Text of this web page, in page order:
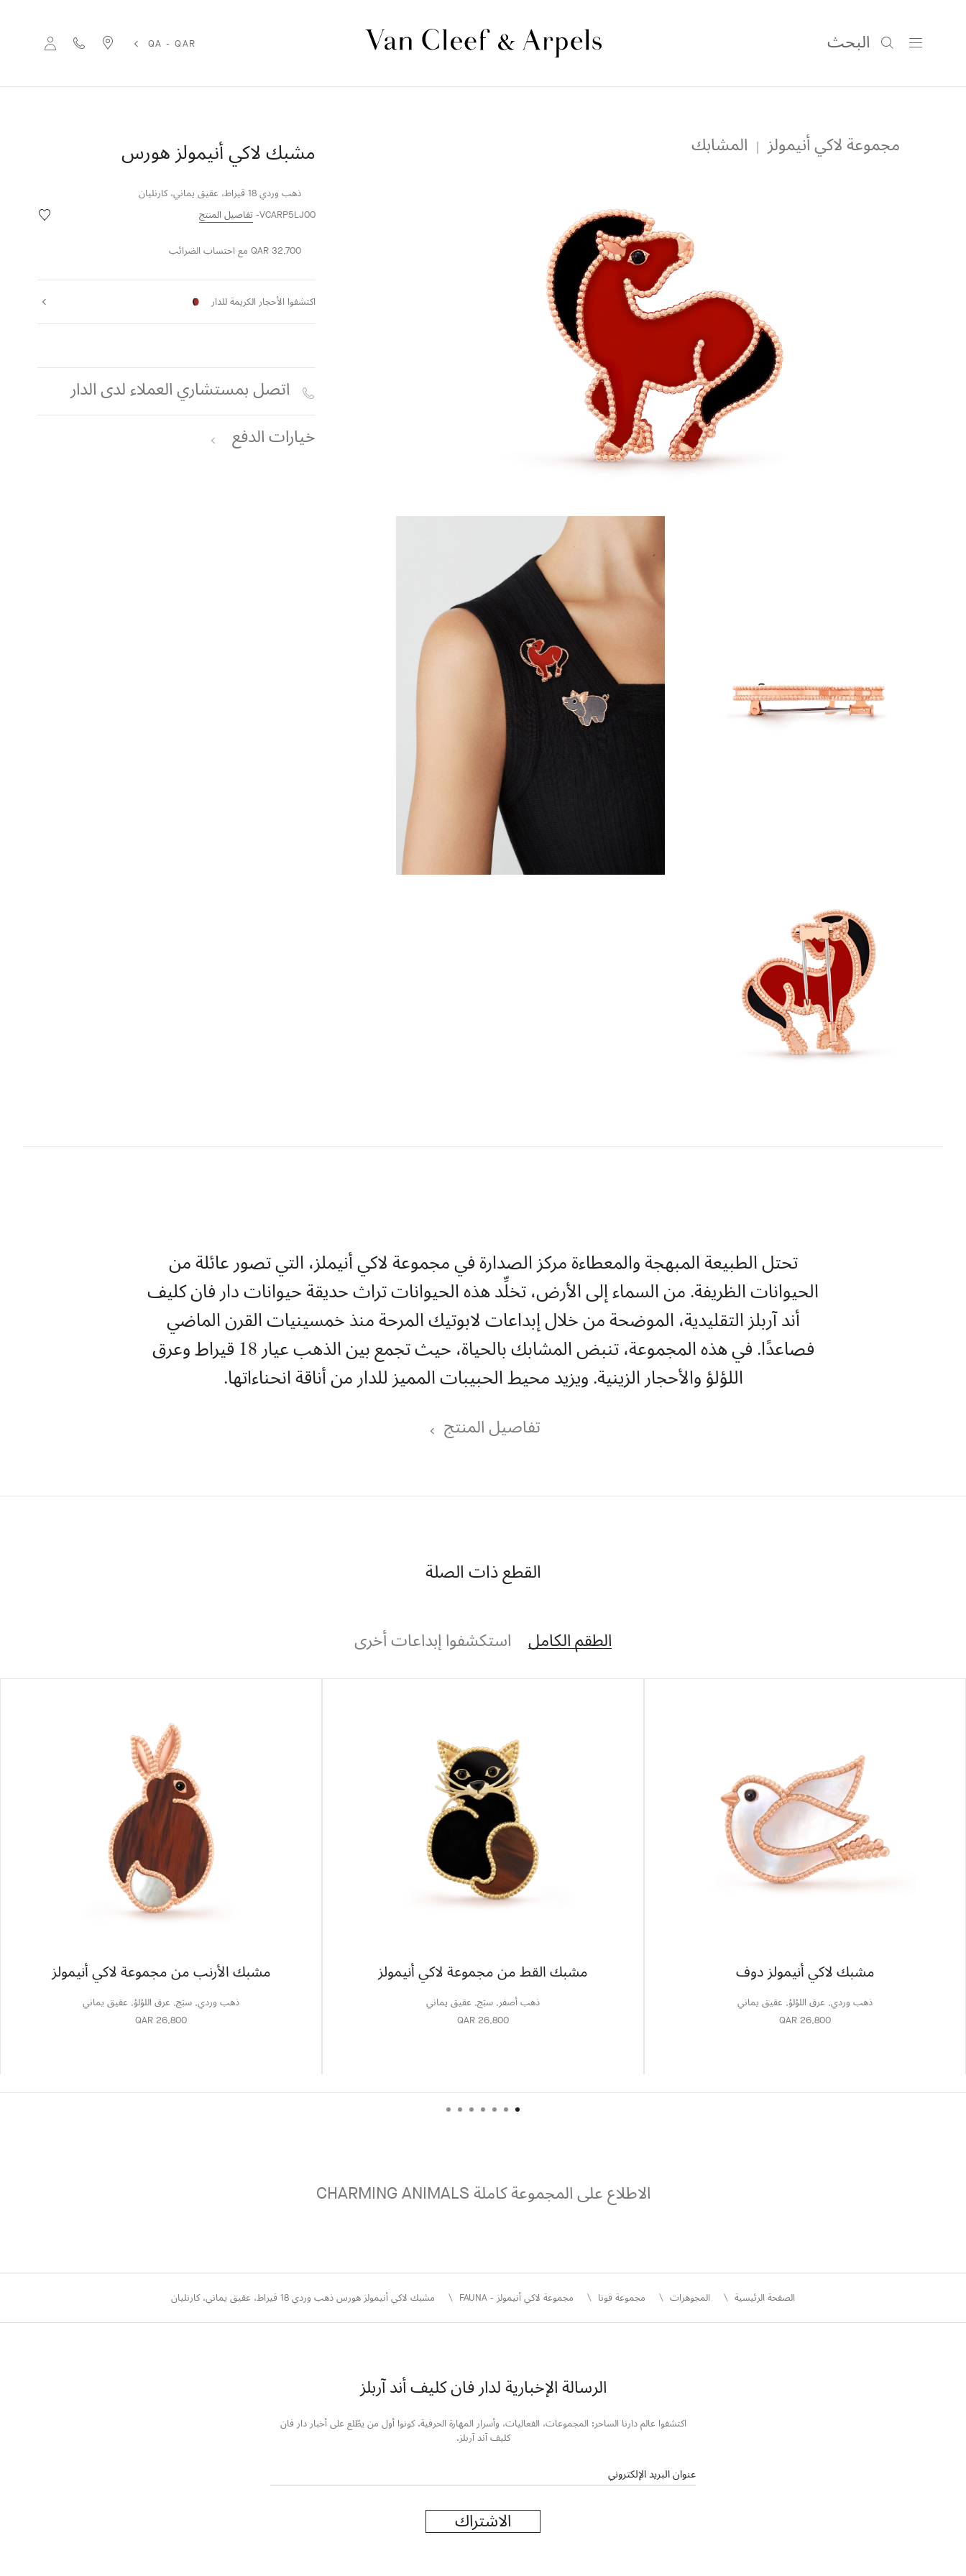
البحث QA - QAR
مجموعة لاكي أنيمولز المشابك مشبك لاكي أنيمولز هورس
ذهب وردي 18 قيراط، عقيق يماني، كارنليان
VCARP5LJ00 تفاصيل المنتج
QAR 32,700 مع احتساب الضرائب
قائمة
اكتشفوا الأحجار الكريمة للدار
اتصل بمستشاري العملاء لدى الدار
خيارات الدفع
تحتل الطبيعة المبهجة والمعطاءة مركز الصدارة في مجموعة لاكي أنيملز، التي تصور عائلة من
الحيوانات الظريفة. من السماء إلى الأرض، تخلِّد هذه الحيوانات تراث حديقة حيوانات دار فان كليف
أند آربلز التقليدية، الموضحة من خلال إبداعات لابوتيك المرحة منذ خمسينيات القرن الماضي
فصاعدًا. في هذه المجموعة، تنبض المشابك بالحياة، حيث تجمع بين الذهب عيار 18 قيراط وعرق
اللؤلؤ والأحجار الزينية. ويزيد محيط الحبيبات المميز للدار من أناقة انحناءاتها.
تفاصيل المنتج
القطع ذات الصلة
الطقم الكامل استكشفوا إبداعات أخرى
مشبك لاكي أنيمولز دوف
ذهب وردي, عرق اللؤلؤ, عقيق يماني
QAR 26,800
مشبك القط من مجموعة لاكي أنيمولز
ذهب أصفر, سبَج, عقيق يماني
QAR 26,800
مشبك الأرنب من مجموعة لاكي أنيمولز
ذهب وردي, سبَج, عرق اللؤلؤ, عقيق يماني
QAR 26,800
الاطلاع على المجموعة كاملة CHARMING ANIMALS
الصفحة الرئيسية المجوهرات مجموعة فونا مجموعة لاكي أنيمولز - FAUNA مشبك لاكي أنيمولز هورس ذهب وردي 18 قيراط، عقيق يماني، كارنليان
الرسالة الإخبارية لدار فان كليف أند آربلز
اكتشفوا عالم دارنا الساحر: المجموعات، الفعاليات، وأسرار المهارة الحرفية. كونوا أول من يطّلع على أخبار دار فان
كليف آند آربلز.
عنوان البريد الإلكتروني